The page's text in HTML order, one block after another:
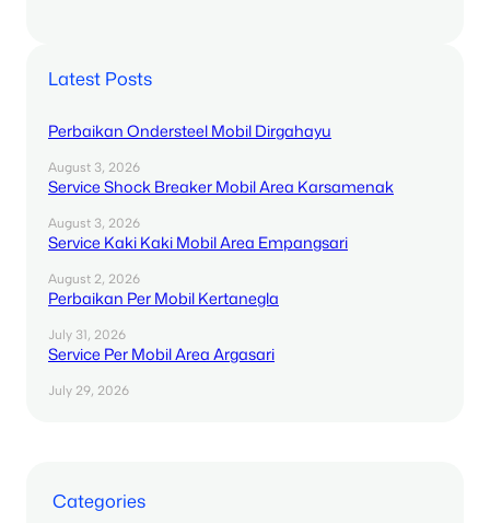
Latest Posts
Perbaikan Ondersteel Mobil Dirgahayu
August 3, 2026
Service Shock Breaker Mobil Area Karsamenak
August 3, 2026
Service Kaki Kaki Mobil Area Empangsari
August 2, 2026
Perbaikan Per Mobil Kertanegla
July 31, 2026
Service Per Mobil Area Argasari
July 29, 2026
Categories